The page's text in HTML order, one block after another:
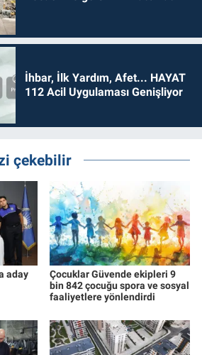
İhbar, İlk Yardım, Afet... HAYAT
112 Acil Uygulaması Genişliyor
çekebilir
aday
Çocuklar Güvende ekipleri 9
bin 842 çocuğu spora ve sosyal
faaliyetlere yönlendirdi